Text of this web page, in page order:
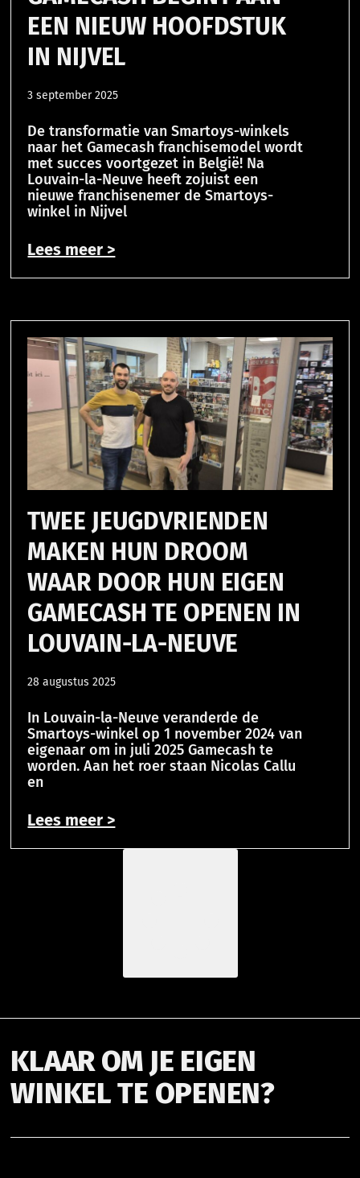
EEN NIEUW HOOFDSTUK
IN NIJVEL
3 september 2025
De transformatie van Smartoys-winkels
naar het Gamecash franchisemodel wordt
met succes voortgezet in België! Na
Louvain-la-Neuve heeft zojuist een
nieuwe franchisenemer de Smartoys-
winkel in Nijvel
Lees meer >
TWEE JEUGDVRIENDEN
MAKEN HUN DROOM
WAAR DOOR HUN EIGEN
GAMECASH TE OPENEN IN
LOUVAIN-LA-NEUVE
28 augustus 2025
In Louvain-la-Neuve veranderde de
Smartoys-winkel op 1 november 2024 van
eigenaar om in juli 2025 Gamecash te
worden. Aan het roer staan Nicolas Callu
en
Lees meer >
KLAAR OM JE EIGEN
WINKEL TE OPENEN?